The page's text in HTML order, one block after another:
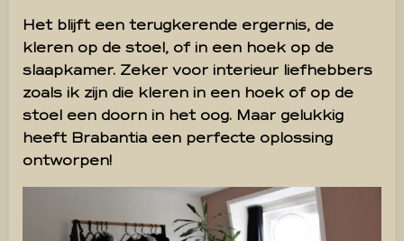
Het blijft een terugkerende ergernis, de
kleren op de stoel, of in een hoek op de
slaapkamer. Zeker voor interieur liefhebbers
zoals ik zijn die kleren in een hoek of op de
stoel een doorn in het oog. Maar gelukkig
heeft Brabantia een perfecte oplossing
ontworpen!